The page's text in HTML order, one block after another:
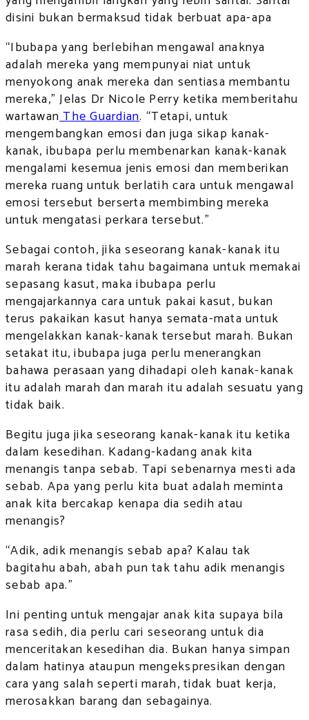
disini bukan bermaksud tidak berbuat apa-apa
“Ibubapa yang berlebihan mengawal anaknya
adalah mereka yang mempunyai niat untuk
menyokong anak mereka dan sentiasa membantu
mereka,” Jelas Dr Nicole Perry ketika memberitahu
wartawanThe Guardian. “Tetapi, untuk
mengembangkan emosi dan juga sikap kanak-
kanak, ibubapa perlu membenarkan kanak-kanak
mengalami kesemua jenis emosi dan memberikan
mereka ruang untuk berlatih cara untuk mengawal
emosi tersebut berserta membimbing mereka
untuk mengatasi perkara tersebut.”
Sebagai contoh, jika seseorang kanak-kanak itu
marah kerana tidak tahu bagaimana untuk memakai
sepasang kasut, maka ibubapa perlu
mengajarkannya cara untuk pakai kasut, bukan
terus pakaikan kasut hanya semata-mata untuk
mengelakkan kanak-kanak tersebut marah. Bukan
setakat itu, ibubapa juga perlu menerangkan
bahawa perasaan yang dihadapi oleh kanak-kanak
itu adalah marah dan marah itu adalah sesuatu yang
tidak baik.
Begitu juga jika seseorang kanak-kanak itu ketika
dalam kesedihan. Kadang-kadang anak kita
menangis tanpa sebab. Tapi sebenarnya mesti ada
sebab. Apa yang perlu kita buat adalah meminta
anak kita bercakap kenapa dia sedih atau
menangis?
“Adik, adik menangis sebab apa? Kalau tak
bagitahu abah, abah pun tak tahu adik menangis
sebab apa.”
Ini penting untuk mengajar anak kita supaya bila
rasa sedih, dia perlu cari seseorang untuk dia
menceritakan kesedihan dia. Bukan hanya simpan
dalam hatinya ataupun mengekspresikan dengan
cara yang salah seperti marah, tidak buat kerja,
merosakkan barang dan sebagainya.